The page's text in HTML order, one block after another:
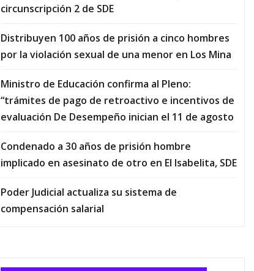
circunscripción 2 de SDE
Distribuyen 100 años de prisión a cinco hombres
por la violación sexual de una menor en Los Mina
Ministro de Educación confirma al Pleno:
“trámites de pago de retroactivo e incentivos de
evaluación De Desempeño inician el 11 de agosto
Condenado a 30 años de prisión hombre
implicado en asesinato de otro en El Isabelita, SDE
Poder Judicial actualiza su sistema de
compensación salarial